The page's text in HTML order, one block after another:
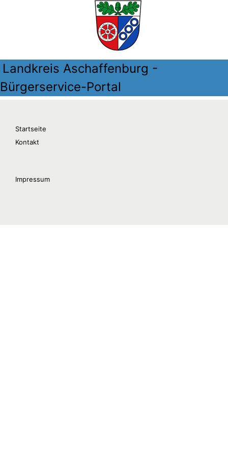
Landkreis Aschaffenburg -
Bürgerservice-Portal
Startseite
Kontakt
Impressum